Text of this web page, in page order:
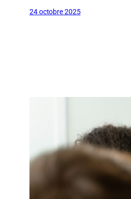
24 octobre 2025